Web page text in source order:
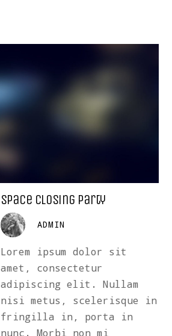
Space Closing Party
ADMIN
Lorem ipsum dolor sit
amet, consectetur
adipiscing elit. Nullam
nisi metus, scelerisque in
fringilla in, porta in
nunc. Morbi non mi